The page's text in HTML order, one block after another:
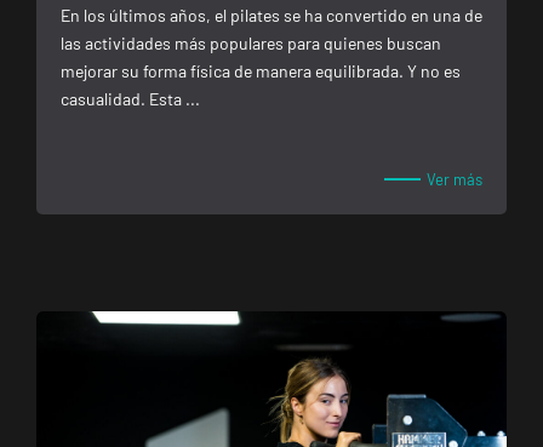
En los últimos años, el pilates se ha convertido en una de
las actividades más populares para quienes buscan
mejorar su forma física de manera equilibrada. Y no es
casualidad. Esta ...
Ver más